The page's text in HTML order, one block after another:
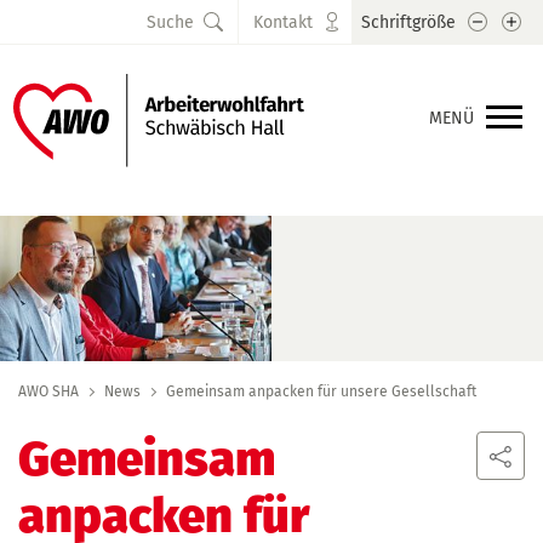
MENÜ
Suche Kontakt Schriftgröße Schrift
AWO SHA News Gemeinsam anpacken für unsere Gesellschaft
Gemeinsam
anpacken für